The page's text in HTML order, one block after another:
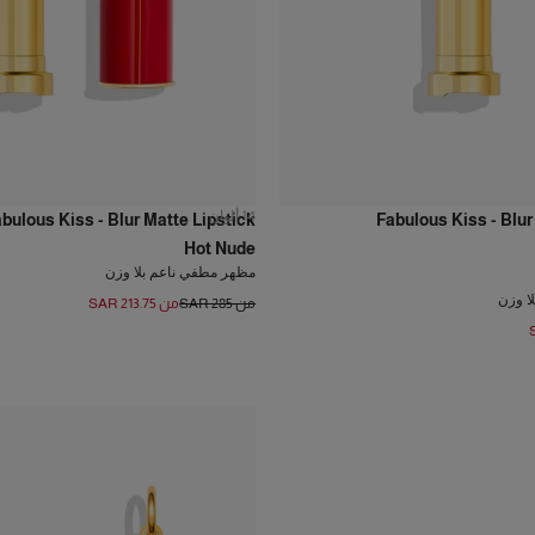
Fabulous Kiss -
وزن
Kiss - Blur Matte Lipstick
Hot Nude
مظهر مطفي ناعم بلا وزن
14 ألوان
من SAR 285 من SAR 213.75